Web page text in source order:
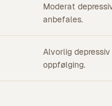
Moderat
anbefales.
Alvorlig
oppfølging.